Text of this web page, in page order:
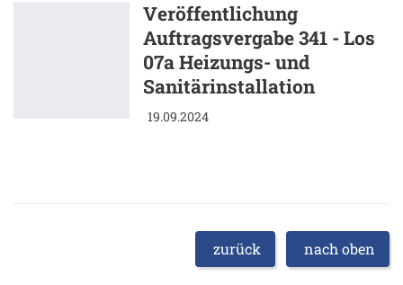
Veröffentlichung
Auftragsvergabe 341 - Los
07a Heizungs- und
Sanitärinstallation
19.09.2024
zurück nach oben